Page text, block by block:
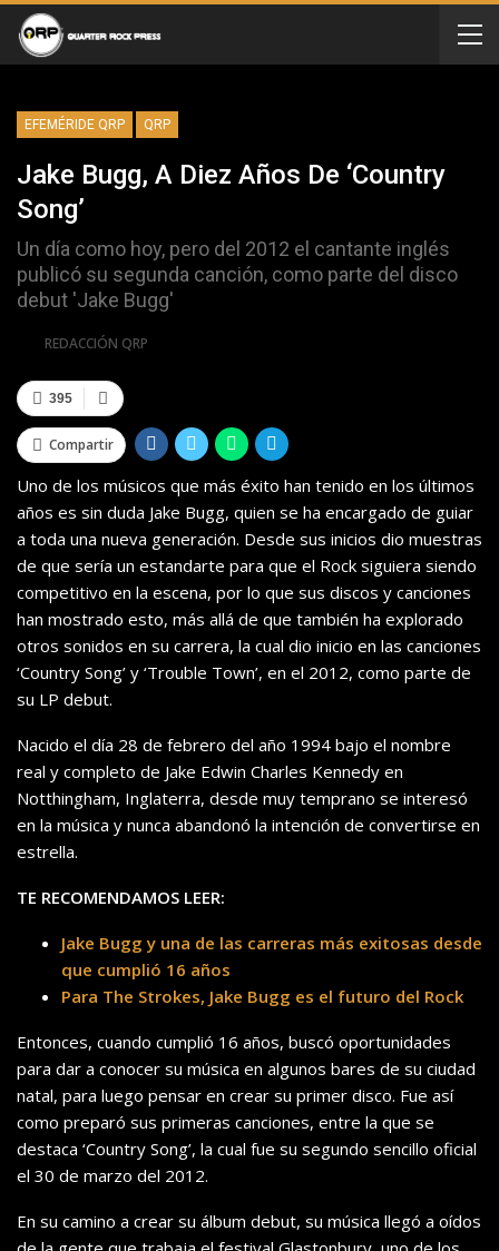
EFEMÉRIDE QRP QRP
Jake Bugg, A Diez Años De ‘Country
Song’
Un día como hoy, pero del 2012 el cantante inglés
publicó su segunda canción, como parte del disco
debut 'Jake Bugg'
REDACCIÓN QRP
395
Compartir
Uno de los músicos que más éxito han tenido en los últimos
años es sin duda Jake Bugg, quien se ha encargado de guiar
a toda una nueva generación. Desde sus inicios dio muestras
de que sería un estandarte para que el Rock siguiera siendo
competitivo en la escena, por lo que sus discos y canciones
han mostrado esto, más allá de que también ha explorado
otros sonidos en su carrera, la cual dio inicio en las canciones
‘Country Song’ y ‘Trouble Town’, en el 2012, como parte de
su LP debut.
Nacido el día 28 de febrero del año 1994 bajo el nombre
real y completo de Jake Edwin Charles Kennedy en
Notthingham, Inglaterra, desde muy temprano se interesó
en la música y nunca abandonó la intención de convertirse en
estrella.
TE RECOMENDAMOS LEER:
Jake Bugg y una de las carreras más exitosas desde
que cumplió 16 años
Para The Strokes, Jake Bugg es el futuro del Rock
Entonces, cuando cumplió 16 años, buscó oportunidades
para dar a conocer su música en algunos bares de su ciudad
natal, para luego pensar en crear su primer disco. Fue así
como preparó sus primeras canciones, entre la que se
destaca ‘Country Song’, la cual fue su segundo sencillo oficial
el 30 de marzo del 2012.
En su camino a crear su álbum debut, su música llegó a oídos